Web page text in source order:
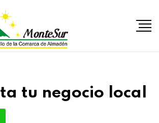
tu negocio local